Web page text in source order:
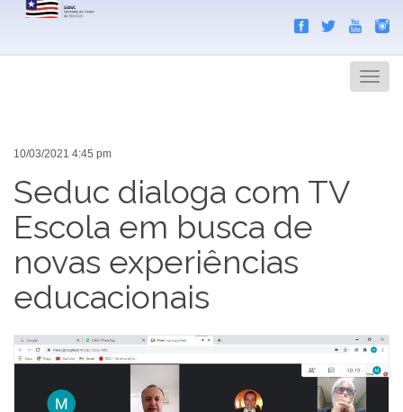
Menu
10/03/2021 4:45 pm
Seduc dialoga com TV
Escola em busca de
novas experiências
educacionais